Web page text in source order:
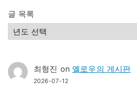
글 목록
최형진 on 옐로우의 게시판
2026-07-12